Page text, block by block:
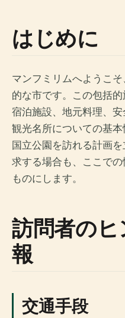
はじめに
マンフミリムへようこ
的な市です。この包括的
宿泊施設、地元料理、
観光名所についての基
国立公園を訪れる計画
求する場合も、ここで
ものにします。
訪問者の
報
交通手段